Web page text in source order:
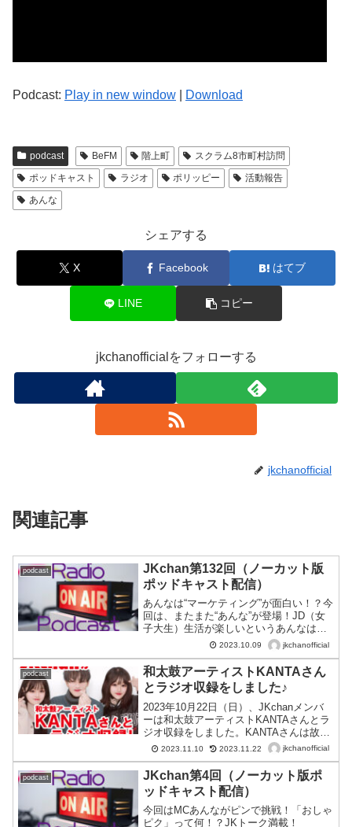
Podcast: Play in new window Download
podcast BeFM 階上町
スクラム8市町村訪問
ポッドキャスト
ラジオ ポリッピー
活動報告
あんな
シェアする
X Facebook はてブ
LINE コピー
jkchanofficialをフォローする
jkchanofficial
関連記事
podcast
JKchan第132回（ノーカット版
ポッドキャスト配信）
あんなは“マーケティング”が面白い！？今
回は、またまた“あんな”が登場！JD（女
子大生）生活が楽しいというあんなは
今“マーケティング”を学んでいるんだと
か。そこで今回は“JDあんな”がマーケテ
ィングについてリスナーの皆さんへ問題
を出します♪皆さんは答えられますか？い
ざ挑戦！あんなの“真面目な一面”が見えて
くる12分です。
2023.10.09 jkchanofficial
podcast
和太鼓アーティストKANTAさん
とラジオ収録をしました♪
2023年10月22日（日）、JKchanメンバ
ーは和太鼓アーティストKANTAさんとラ
ジオ収録をしました。KANTAさんは故郷
である青森県に拠点を置き、活動をして
いる和太鼓アーティストで、自作の音楽
に歌や和太鼓演奏を組み合わせたパフォ
ーマ...
2023.11.10 2023.11.22 jkchanofficial
podcast
JKchan第4回（ノーカット版ポ
ッドキャスト配信）
今回はMCあんながピンで挑戦！「おしゃ
ピク」って何！？JKトーク満載！